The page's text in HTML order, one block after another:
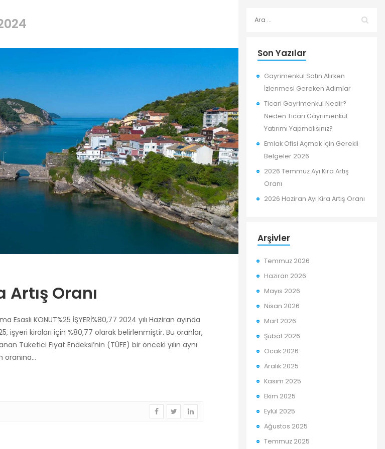
Oranı
Esaslı KONUT%25 İŞYERİ%80,77 2024 yılı Haziran ayında
işyeri kiraları için %80,77 olarak belirlenmiştir. Bu oranlar,
Tüketici Fiyat Endeksi’nin (TÜFE) bir önceki yılın aynı
oranına…
Son Yazılar
Gayrimenkul Satın Alırken
İzlenmesi Gereken Adımlar
Ticari Gayrimenkul Nedir?
Neden Ticari Gayrimenkul
Yatırımı Yapmalısınız?
Emlak Ofisi Açmak İçin Gerekli
Belgeler 2026
2026 Temmuz Ayı Kira Artış
Oranı
2026 Haziran Ayı Kira Artış Oranı
Arşivler
Temmuz 2026
Haziran 2026
Mayıs 2026
Nisan 2026
Mart 2026
Şubat 2026
Ocak 2026
Aralık 2025
Kasım 2025
Ekim 2025
Eylül 2025
Ağustos 2025
Temmuz 2025